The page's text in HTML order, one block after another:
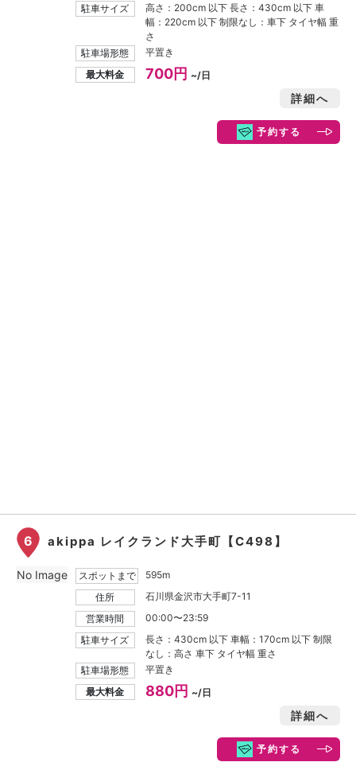
駐車サイズ
高さ：200cm 以下 長さ：430cm 以下 車
幅：220cm 以下 制限なし：車下 タイヤ幅 重
さ
駐車場形態
平置き
最大料金
700円 ~/日
詳細へ
予約する
6 akippa レイクランド大手町【C498】
スポットまで
595m
住所
石川県金沢市大手町7-11
営業時間
00:00〜23:59
駐車サイズ
長さ：430cm 以下 車幅：170cm 以下 制限
なし：高さ 車下 タイヤ幅 重さ
駐車場形態
平置き
最大料金
880円 ~/日
詳細へ
予約する
No Image